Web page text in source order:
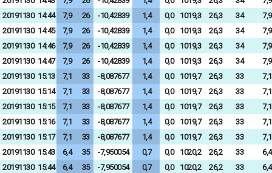
20191130 14:44 7,9 26 -10,42839 1,4 0,0 1019,3 26,3 34
7,9
20191130 14:45 7,9 26 -10,42839 1,4 0,0 1019,3 26,3 34
7,9
20191130 14:46 7,9 26 -10,42839 1,4 0,0 1019,3 26,3 34
7,9
20191130 14:47 7,9 26 -10,42839 1,4 0,0 1019,3 26,3 34
7,9
20191130 15:13 7,1 33 -8,087677 1,4 0,0 1019,7 26,3 33
7,1
20191130 15:14 7,1 33 -8,087677 1,4 0,0 1019,7 26,3 33
7,1
20191130 15:15 7,1 33 -8,087677 1,4 0,0 1019,7 26,3 33
7,1
20191130 15:16 7,1 33 -8,087677 1,4 0,0 1019,7 26,3 33
7,1
20191130 15:17 7,1 33 -8,087677 1,4 0,0 1019,7 26,3 33
7,1
20191130 15:43 6,4 35 -7,950054 0,7 0,0 1020,2 26,2 33
6,4
20191130 15:44 6,4 35 -7,950054 0,7 0,0 1020,2 26,2 33
6,4